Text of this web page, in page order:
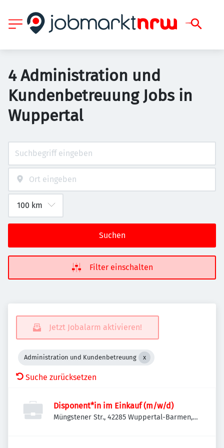
4 Administration und
Kundenbetreuung Jobs in
Wuppertal
Suchen
Filter einschalten
Jetzt Jobalarm aktivieren!
Administration und Kundenbetreuung
Suche zurücksetzen
Disponent*in im Einkauf (m/w/d)
Müngstener Str., 42285 Wuppertal-Barmen,